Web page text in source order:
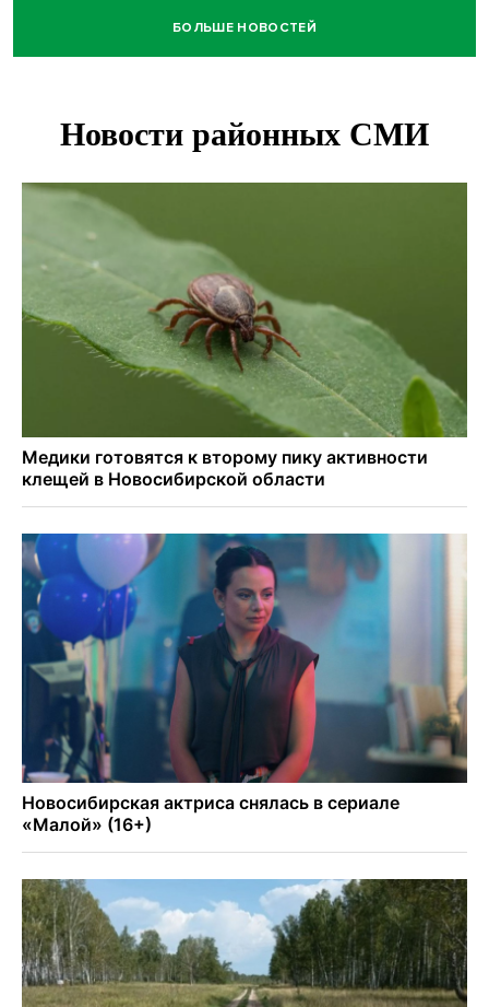
О похолодании в августе-2026 рассказали синоптики в
В Новосибирске минтранс наказал 8 таксистов без
Андрей Травников поблагодарил новосибирских
строителей за вклад в развитие региона
Новосибирский метрополитен начал ремонт входа на
«Площади Ленина»
БОЛЬШЕ НОВОСТЕЙ